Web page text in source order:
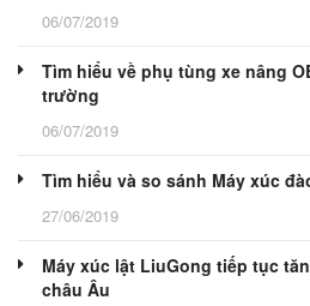
06/07/2019
Tìm hiểu về phụ tùng xe nâng
trường
06/07/2019
Tìm hiểu và so sánh Máy xúc
27/06/2019
Máy xúc lật LiuGong tiếp tục
châu Âu